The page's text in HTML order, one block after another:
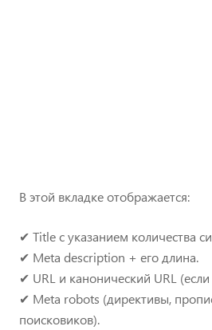
В этой вкладке отображается:
✔ Title с указанием количества
✔ Meta description + его длина.
✔ URL и канонический URL (если
✔ Meta robots (директивы,
поисковиков).